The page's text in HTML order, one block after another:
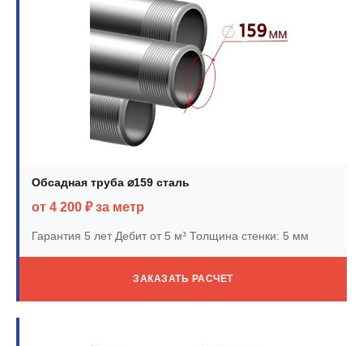
Обсадная труба ⌀159 сталь
от 4 200 ₽ за метр
Гарантия 5 летДебит от 5 м³ Толщина стенки: 5 мм
ЗАКАЗАТЬ РАСЧЕТ